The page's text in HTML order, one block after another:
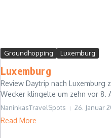
Groundhopping Luxemburg
Luxemburg
Review Daytrip nach Luxemburg
Wecker klingelte um zehn vor 8.
NaninkasTravelSpots 26. Januar
Read More